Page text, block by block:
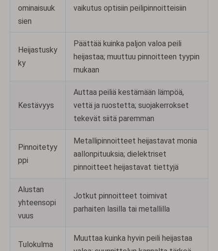
ominaisuuk
sien
vaikutus optisiin peilipinnoitteisiin
Heijastusky
ky
Päättää kuinka paljon valoa peili
heijastaa; muuttuu pinnoitteen tyypin
mukaan
Kestävyys
Auttaa peiliä kestämään lämpöä,
vettä ja ruostetta; suojakerrokset
tekevät siitä paremman
Pinnoitetyy
ppi
Metallipinnoitteet heijastavat monia
aallonpituuksia; dielektriset
pinnoitteet heijastavat tiettyjä
Alustan
yhteensopi
vuus
Jotkut pinnoitteet toimivat
parhaiten lasilla tai metallilla
Tulokulma
Muuttaa kuinka hyvin peili heijastaa